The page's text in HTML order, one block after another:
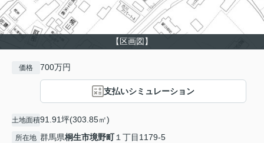
【区画図】
価格 700万円
支払いシミュレーション
土地面積91.91坪(303.85㎡)
所在地 群馬県桐生市境野町１丁目1179-5